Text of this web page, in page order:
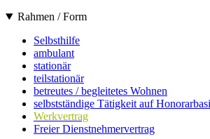
Rahmen / Form
Selbsthilfe
ambulant
stationär
teilstationär
betreutes / begleitetes Wohnen
selbstständige Tätigkeit auf
Werkvertrag
Freier Dienstnehmervertrag